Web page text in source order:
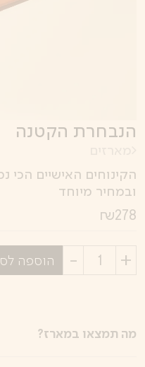
הנבחרת הקטנה
הקינוחים האישיים
ובמחיר מיוחד
278
₪
בחר
הוספה
מה תמצאו במארז?